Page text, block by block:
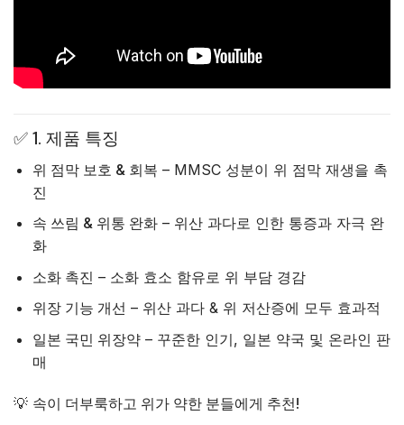
✅ 1. 제품 특징
위 점막 보호 & 회복 – MMSC 성분이 위 점막 재생을 촉
진
속 쓰림 & 위통 완화– 위산 과다로 인한 통증과 자극 완
화
소화 촉진 – 소화 효소 함유로 위 부담 경감
위장 기능 개선 – 위산 과다 & 위 저산증에 모두 효과적
일본 국민 위장약– 꾸준한 인기, 일본 약국 및 온라인 판
매
💡 속이 더부룩하고 위가 약한 분들에게 추천!